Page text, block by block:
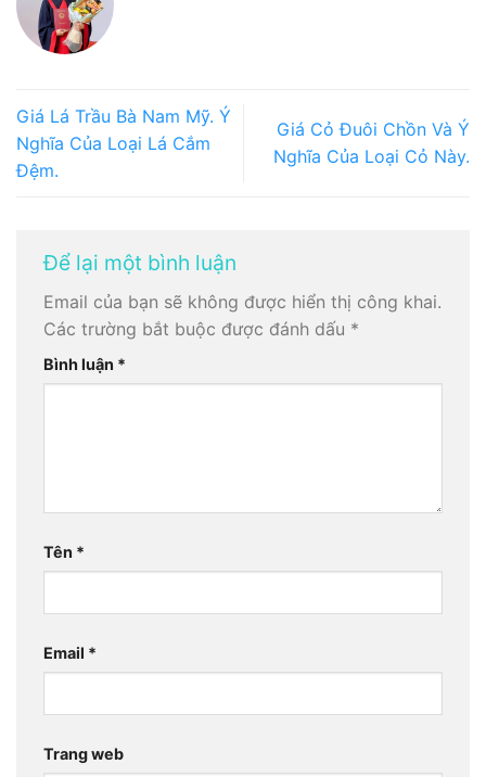
Giá Lá Trầu Bà Nam Mỹ. Ý
Nghĩa Của Loại Lá Cắm
Đệm.
Giá Cỏ Đuôi Chồn Và Ý
Nghĩa Của Loại Cỏ Này.
Để lại một bình luận
Email của bạn sẽ không được hiển thị công khai.
Các trường bắt buộc được đánh dấu *
Bình luận *
Tên *
Email *
Trang web